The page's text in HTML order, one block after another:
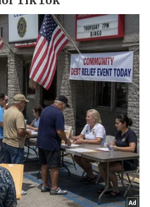
Quân sự - Quốc phòng
Vũ khí
Việt Nam
Phân tích